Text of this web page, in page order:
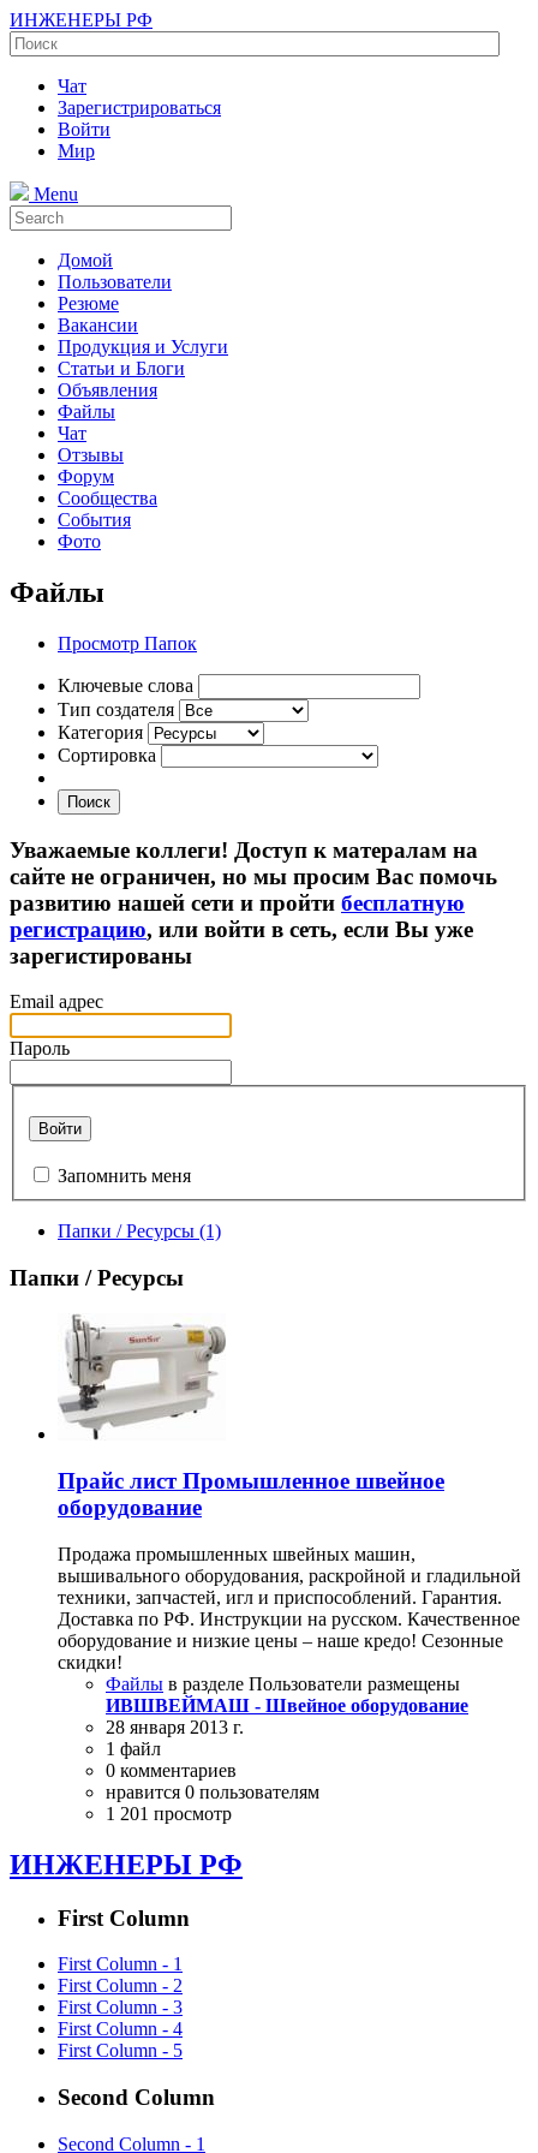
ИНЖЕНЕРЫ РФ
Чат
Зарегистрироваться
Войти
Мир
Menu
Домой
Пользователи
Резюме
Вакансии
Продукция и Услуги
Статьи и Блоги
Объявления
Файлы
Чат
Отзывы
Форум
Сообщества
События
Фото
Файлы
Просмотр Папок
Ключевые слова
Тип создателя
Категория
Сортировка
Поиск
Уважаемые коллеги! Доступ к матералам на
сайте не ограничен, но мы просим Вас помочь
развитию нашей сети и пройти бесплатную
регистрацию, или войти в сеть, если Вы уже
зарегистированы
Email адрес
Пароль
Войти
Запомнить меня
Папки / Ресурсы (1)
Папки / Ресурсы
Прайс лист Промышленное швейное
оборудование
Продажа промышленных швейных машин,
вышивального оборудования, раскройной и гладильной
техники, запчастей, игл и приспособлений. Гарантия.
Доставка по РФ. Инструкции на русском. Качественное
оборудование и низкие цены – наше кредо! Сезонные
скидки!
Файлы в разделе Пользователи размещены
ИВШВЕЙМАШ - Швейное оборудование
28 января 2013 г.
1 файл
0 комментариев
нравится 0 пользователям
1 201 просмотр
ИНЖЕНЕРЫ РФ
First Column
First Column - 1
First Column - 2
First Column - 3
First Column - 4
First Column - 5
Second Column
Second Column - 1